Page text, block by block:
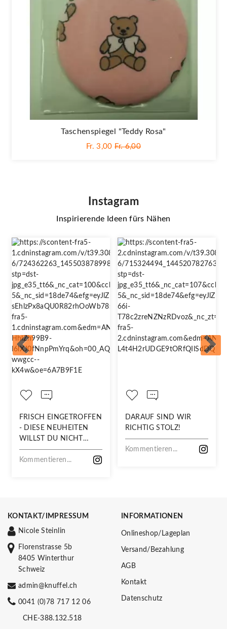
Taschenspiegel "Teddy Rosa"
Fr. 3,00 Fr. 6,00
Instagram
Inspirierende Ideen fürs Nähen
FRISCH EINGETROFFEN
- DIESE NEUHEITEN
WILLST DU NICHT
VERPASSEN!
Kommentieren...
DARAUF SIND WIR
RICHTIG STOLZ!
Kommentieren...
KONTAKT/IMPRESSUM
Nicole Steinlin
Florenstrasse 5b
8405 Winterthur
Schweiz
admin@knuffel.ch
0041 (0)78 717 12 06
CHE-388.132.518
INFORMATIONEN
Onlineshop/Lageplan
Versand/Bezahlung
AGB
Kontakt
Datenschutz